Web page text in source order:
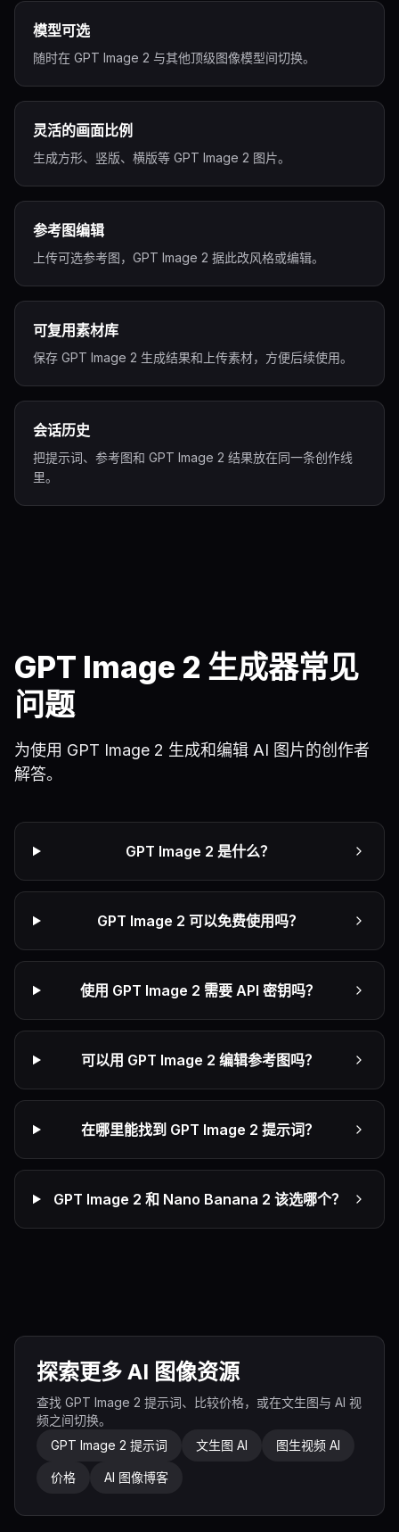
模型可选
随时在 GPT Image 2 与其他顶级图像模型间切换。
灵活的画面比例
生成方形、竖版、横版等 GPT Image 2 图片。
参考图编辑
上传可选参考图，GPT Image 2 据此改风格或编辑。
可复用素材库
保存 GPT Image 2 生成结果和上传素材，方便后续使用。
会话历史
把提示词、参考图和 GPT Image 2 结果放在同一条创作线
里。
GPT Image 2 生成器常见
问题
为使用 GPT Image 2 生成和编辑 AI 图片的创作者
解答。
GPT Image 2 是什么？
GPT Image 2 可以免费使用吗？
使用 GPT Image 2 需要 API 密钥吗？
可以用 GPT Image 2 编辑参考图吗？
在哪里能找到 GPT Image 2 提示词？
GPT Image 2 和 Nano Banana 2 该选哪个？
探索更多 AI 图像资源
查找 GPT Image 2 提示词、比较价格，或在文生图与 AI 视
频之间切换。
GPT Image 2 提示词
文生图 AI 图生视频 AI
价格 AI 图像博客